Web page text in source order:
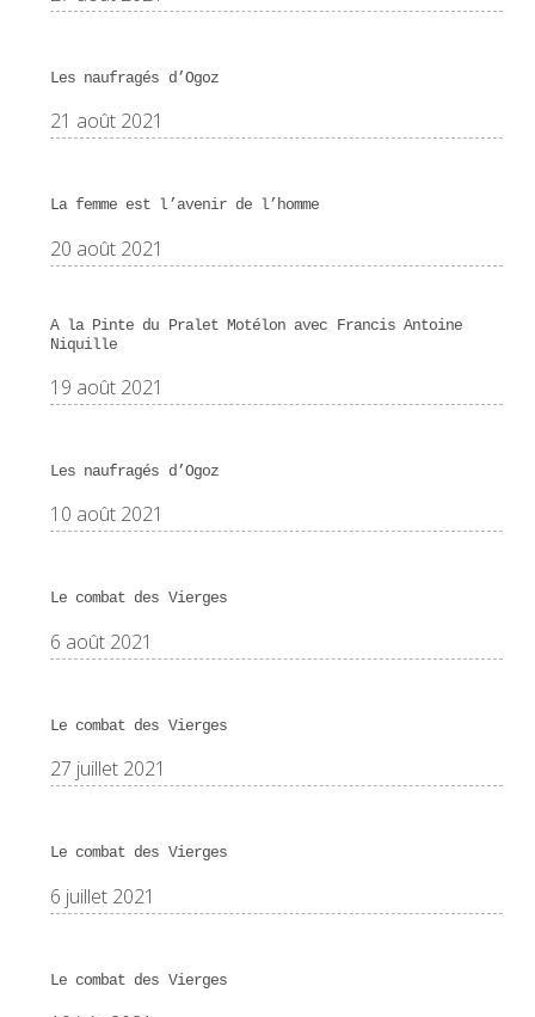
Les naufragés d’Ogoz
21 août 2021
La femme est l’avenir de l’homme
20 août 2021
A la Pinte du Pralet Motélon avec Francis Antoine
Niquille
19 août 2021
Les naufragés d’Ogoz
10 août 2021
Le combat des Vierges
6 août 2021
Le combat des Vierges
27 juillet 2021
Le combat des Vierges
6 juillet 2021
Le combat des Vierges